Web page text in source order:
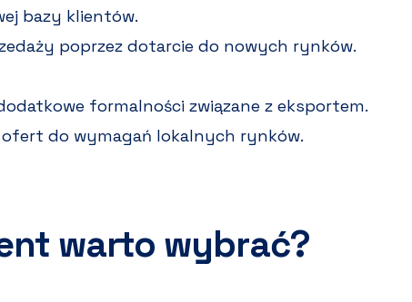
bazy klientów.
poprzez dotarcie do nowych rynków.
formalności związane z eksportem.
ofert do wymagań lokalnych rynków.
warto wybrać?